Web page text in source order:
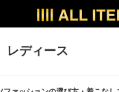
レディース